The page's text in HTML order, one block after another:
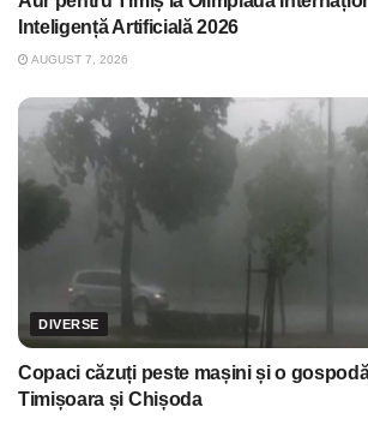
Inteligență Artificială 2026
AUGUST 7, 2026
DIVERSE
Copaci căzuți peste mașini și o
Timișoara și Chișoda